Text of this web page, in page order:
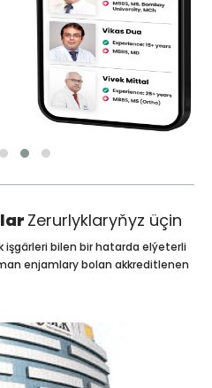
Zerurlyklaryňyz üçin
işgärleri bilen bir hatarda elýeterli
enjamlary bolan akkreditlenen